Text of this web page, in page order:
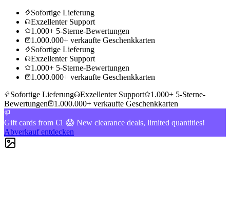
Sofortige Lieferung
Exzellenter Support
1.000+ 5-Sterne-Bewertungen
1.000.000+ verkaufte Geschenkkarten
Sofortige Lieferung
Exzellenter Support
1.000+ 5-Sterne-Bewertungen
1.000.000+ verkaufte Geschenkkarten
Sofortige Lieferung
Exzellenter Support
1.000+ 5-Sterne-
Bewertungen
1.000.000+ verkaufte Geschenkkarten
Gift cards from €1 😱 New clearance deals, limited quantities!
Abverkauf entdecken